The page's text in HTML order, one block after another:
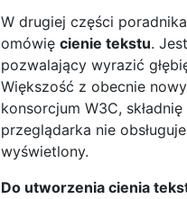
W drugiej części
omówię cienie tekstu.
pozwalający wyrazić
Większość z obecnie
konsorcjum W3C,
przeglądarka nie
wyświetlony.
Do utworzenia cienia